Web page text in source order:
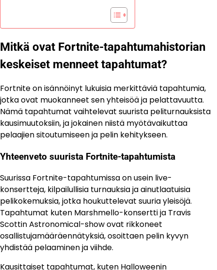
Mitkä ovat Fortnite-tapahtumahistorian
keskeiset menneet tapahtumat?
Fortnite on isännöinyt lukuisia merkittäviä tapahtumia,
jotka ovat muokanneet sen yhteisöä ja pelattavuutta.
Nämä tapahtumat vaihtelevat suurista peliturnauksista
kausimuutoksiin, ja jokainen niistä myötävaikuttaa
pelaajien sitoutumiseen ja pelin kehitykseen.
Yhteenveto suurista Fortnite-tapahtumista
Suurissa Fortnite-tapahtumissa on usein live-
konsertteja, kilpailullisia turnauksia ja ainutlaatuisia
pelikokemuksia, jotka houkuttelevat suuria yleisöjä.
Tapahtumat kuten Marshmello-konsertti ja Travis
Scottin Astronomical-show ovat rikkoneet
osallistujamääräennätyksiä, osoittaen pelin kyvyn
yhdistää pelaaminen ja viihde.
Kausittaiset tapahtumat, kuten Halloweenin